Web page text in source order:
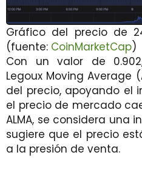
Gráfico del precio de
(fuente: CoinMarketCap)
Con un valor de
Legoux Moving Average
del precio, apoyando el
el precio de mercado
ALMA, se considera una
sugiere que el precio
a la presión de venta.